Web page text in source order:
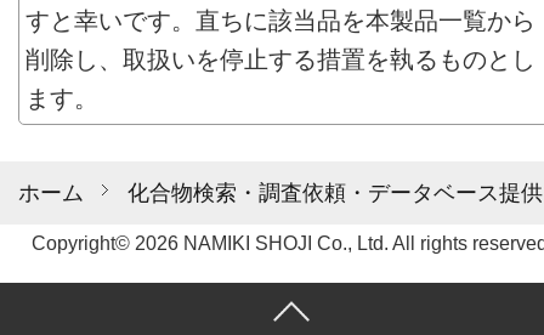
ホーム 化合物検索・調査依頼・データベース提供
すと幸いです。直ちに該当品を本製品一覧から
削除し、取扱いを停止する措置を執るものとし
ます。
Copyright© 2026 NAMIKI SHOJI Co., Ltd. All rights